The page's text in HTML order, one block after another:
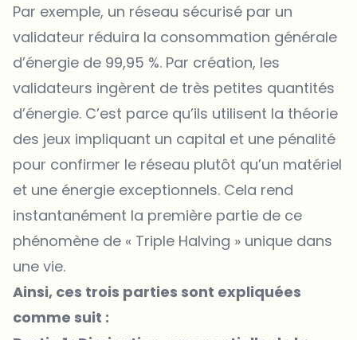
Par exemple, un réseau sécurisé par un
validateur réduira la consommation générale
d’énergie de 99,95 %. Par création, les
validateurs ingèrent de très petites quantités
d’énergie. C’est parce qu’ils utilisent la théorie
des jeux impliquant un capital et une pénalité
pour confirmer le réseau plutôt qu’un matériel
et une énergie exceptionnels. Cela rend
instantanément la première partie de ce
phénomène de « Triple Halving » unique dans
une vie.
Ainsi, ces trois parties sont expliquées
comme suit :